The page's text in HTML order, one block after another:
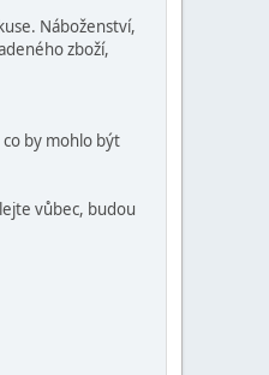
Náboženství,
zboží,
by mohlo být
vůbec, budou